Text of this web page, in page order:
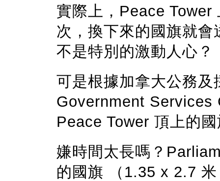
實際上，Peace Tower
次，換下來的國旗就
不是特別的激動人心？
可是根據加拿大公務
Government Services
Peace Tower 頂上的
嫌時間太長嗎？
的國旗 （1.35 x 2.7